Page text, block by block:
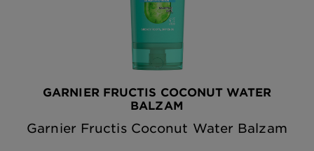
GARNIER FRUCTIS COCONUT WATER
BALZAM
Garnier Fructis Coconut Water Balzam